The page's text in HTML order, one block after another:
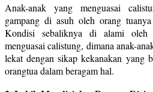
Anak-anak yang menguasai
gampang di asuh oleh orang
Kondisi sebaliknya di alami
menguasai calistung, dimana anak-
lekat dengan sikap kekanakan yang
orangtua dalam beragam hal.